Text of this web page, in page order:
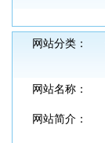
网站分类：
网站名称：
网站简介：